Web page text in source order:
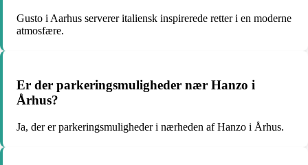
Gusto i Aarhus serverer italiensk inspirerede retter i en moderne
atmosfære.
Er der parkeringsmuligheder nær Hanzo i
Århus?
Ja, der er parkeringsmuligheder i nærheden af Hanzo i Århus.